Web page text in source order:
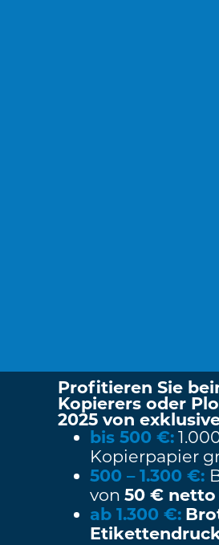
Profitieren Sie
Kopierers oder
2025 von
bis 500 €:
Kopierpapier
500 – 1.300 €:
von 50 € netto
ab 1.300 €: